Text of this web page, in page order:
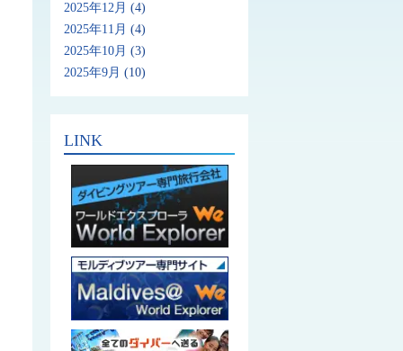
2025年12月 (4)
2025年11月 (4)
2025年10月 (3)
2025年9月 (10)
LINK